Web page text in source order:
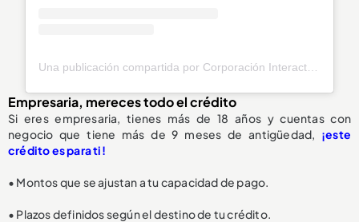
Empresaria, mereces todo el crédito
Si eres empresaria, tienes más de 18 años y cuentas con
negocio que tiene más de 9 meses de antigüedad, ¡este
crédito es para ti!
• Montos que se ajustan a tu capacidad de pago.
• Plazos definidos según el destino de tu crédito.